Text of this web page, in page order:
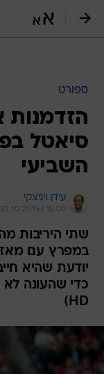
הזדמנות
סיאטל
השביעי
עידן ויניצקי
22.10.2015 / 15:00
יודעת שהיא
HD)